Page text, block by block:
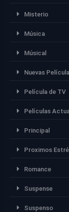
Misterio
Música
Músical
Nuevas
Película de TV
Películas
Principal
Proximos
Romance
Suspense
Suspenso